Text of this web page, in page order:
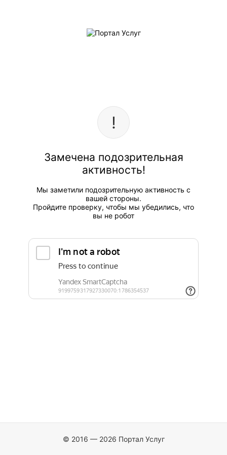
Замечена подозрительная
активность!
Мы заметили подозрительную активность с
вашей стороны.
Пройдите проверку, чтобы мы убедились, что
вы не робот
© 2016 — 2026 Портал Услуг